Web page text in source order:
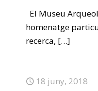
El Museu
homenatge
recerca, […]
18 juny, 2018